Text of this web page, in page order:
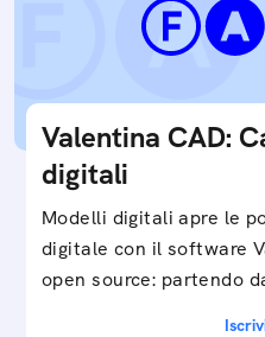
Valentina CAD:
digitali
Modelli digitali apre le
digitale con il software
open source: partendo